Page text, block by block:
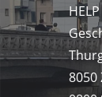
8050